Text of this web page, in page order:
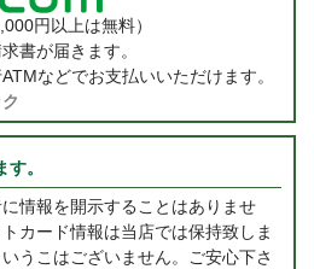
円以上は無料）
書が届きます。
などでお支払いいただけます。
。
情報を開示することはありませ
カード情報は当店では保持致しま
うこはございません。ご安心下さ